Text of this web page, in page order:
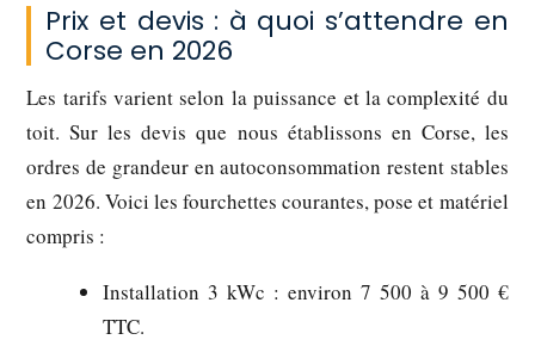
Prix et devis : à quoi s’attendre en
Corse en 2026
Les tarifs varient selon la puissance et la complexité du
toit. Sur les devis que nous établissons en Corse, les
ordres de grandeur en autoconsommation restent stables
en 2026. Voici les fourchettes courantes, pose et matériel
compris :
Installation 3 kWc : environ 7 500 à 9 500 €
TTC.